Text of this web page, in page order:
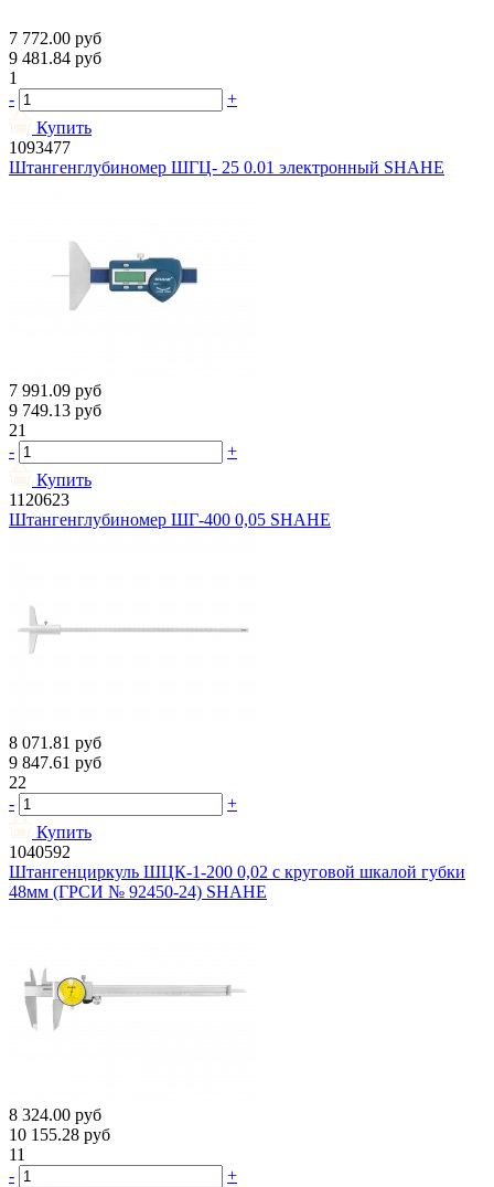
7 772.00 руб
9 481.84 руб
1
-
+
Купить
1093477
Штангенглубиномер ШГЦ- 25 0.01 электронный SHAHE
7 991.09 руб
9 749.13 руб
21
-
+
Купить
1120623
Штангенглубиномер ШГ-400 0,05 SHAHE
8 071.81 руб
9 847.61 руб
22
-
+
Купить
1040592
Штангенциркуль ШЦК-1-200 0,02 с круговой шкалой губки
48мм (ГРСИ № 92450-24) SHAHE
8 324.00 руб
10 155.28 руб
11
-
+